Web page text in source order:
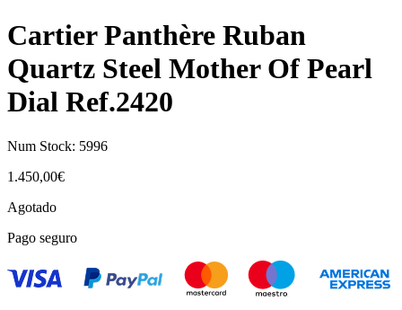
Cartier Panthère Ruban
Quartz Steel Mother Of Pearl
Dial Ref.2420
Num Stock: 5996
1.450,00€
Agotado
Pago seguro